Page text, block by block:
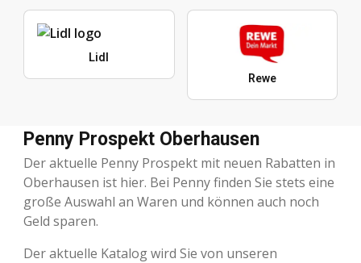
Lidl
Rewe
Penny Prospekt Oberhausen
Der aktuelle Penny Prospekt mit neuen Rabatten in
Oberhausen ist hier. Bei Penny finden Sie stets eine
große Auswahl an Waren und können auch noch
Geld sparen.
Der aktuelle Katalog wird Sie von unseren